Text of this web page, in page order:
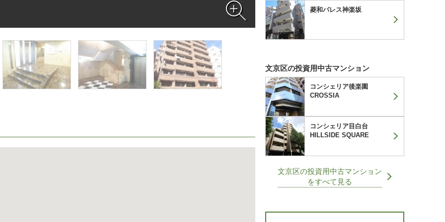
菱和パレス神楽坂
文京区の投資用中古マンション
コンシェリア後楽園
CROSSIA
コンシェリア目白台
HILLSIDE SQUARE
文京区の投資用中古マンション
をすべて見る